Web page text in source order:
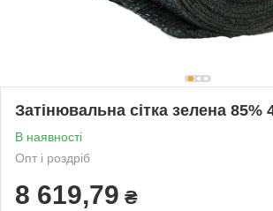
Затінювальна сітка зелена 85%
В наявності
Опт і роздріб
8 619,79 ₴